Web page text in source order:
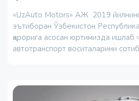
«UzAuto Motors» АЖ 2019
эътиборан Ўзбекистон
қарорига асосан юртимизда ишлаб
автотранспорт воситаларини